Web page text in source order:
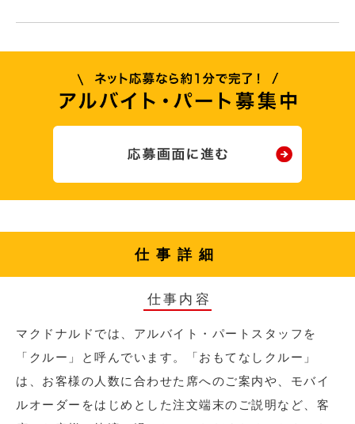
仕事詳細
仕事内容
マクドナルドでは、アルバイト・パートスタッフを
「クルー」と呼んでいます。「おもてなしクルー」
は、お客様の人数に合わせた席へのご案内や、モバイ
ルオーダーをはじめとした注文端末のご説明など、客